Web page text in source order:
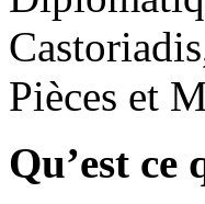
Pièces et
Qu’est